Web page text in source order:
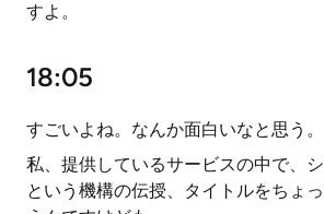
すよ。
18:05
すごいよね。なんか面白いなと思う。
私、提供しているサービスの中で、
という機構の伝授、タイトルをちょ